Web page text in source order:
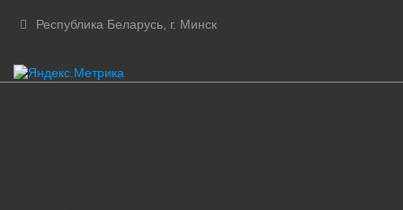
Республика Беларусь, г. Минск